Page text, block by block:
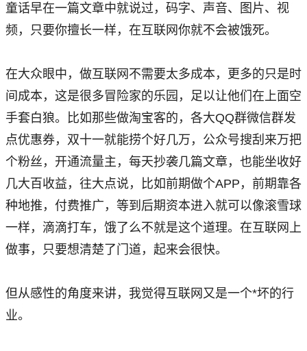
童话早在一篇文章中就说过，码字、声音、图片、视
频，只要你擅长一样，在互联网你就不会被饿死。
在大众眼中，做互联网不需要太多成本，更多的只是时
间成本，这是很多冒险家的乐园，足以让他们在上面空
手套白狼。比如那些做淘宝客的，各大QQ群微信群发
点优惠券，双十一就能捞个好几万，公众号搜刮来万把
个粉丝，开通流量主，每天抄袭几篇文章，也能坐收好
几大百收益，往大点说，比如前期做个APP，前期靠各
种地推，付费推广，等到后期资本进入就可以像滚雪球
一样，滴滴打车，饿了么不就是这个道理。在互联网上
做事，只要想清楚了门道，起来会很快。
但从感性的角度来讲，我觉得互联网又是一个*坏的行
业。